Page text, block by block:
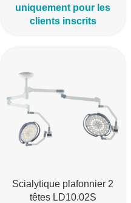
uniquement pour les
clients inscrits
Scialytique plafonnier 2
têtes LD10.02S